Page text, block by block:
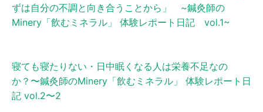
ずは自分の不調と向き合うことから」 ~鍼灸師の
Minery「飲むミネラル」 体験レポート日記 vol.1~
寝ても寝たりない・日中眠くなる人は栄養不足なの
か？〜鍼灸師のMinery「飲むミネラル」 体験レポート日
記 vol.2〜2